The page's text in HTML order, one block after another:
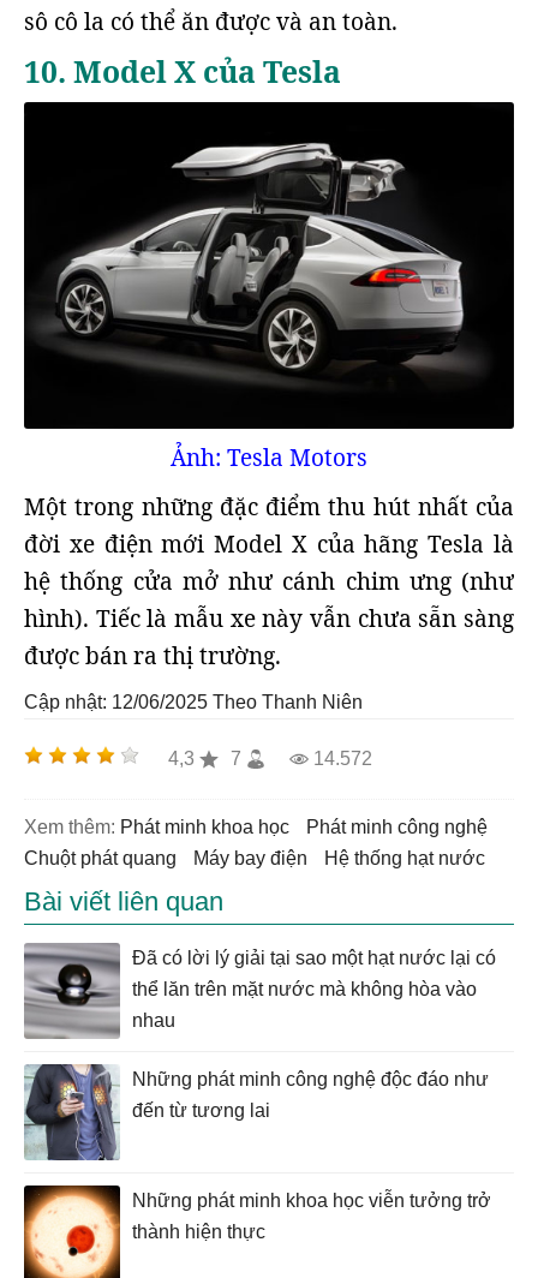
sô cô la có thể ăn được và an toàn.
10. Model X của Tesla
Ảnh: Tesla Motors
Một trong những đặc điểm thu hút nhất của
đời xe điện mới Model X của hãng Tesla là
hệ thống cửa mở như cánh chim ưng (như
hình). Tiếc là mẫu xe này vẫn chưa sẵn sàng
được bán ra thị trường.
Cập nhật: 12/06/2025 Theo Thanh Niên
4,3 7 14.572
Xem thêm: phát minh khoa học
phát minh công nghệ
chuột phát quang
Máy bay điện hệ thống hạt nước
Bài viết liên quan
Đã có lời lý giải tại sao một hạt nước lại có
thể lăn trên mặt nước mà không hòa vào
nhau
Những phát minh công nghệ độc đáo như
đến từ tương lai
Những phát minh khoa học viễn tưởng trở
thành hiện thực